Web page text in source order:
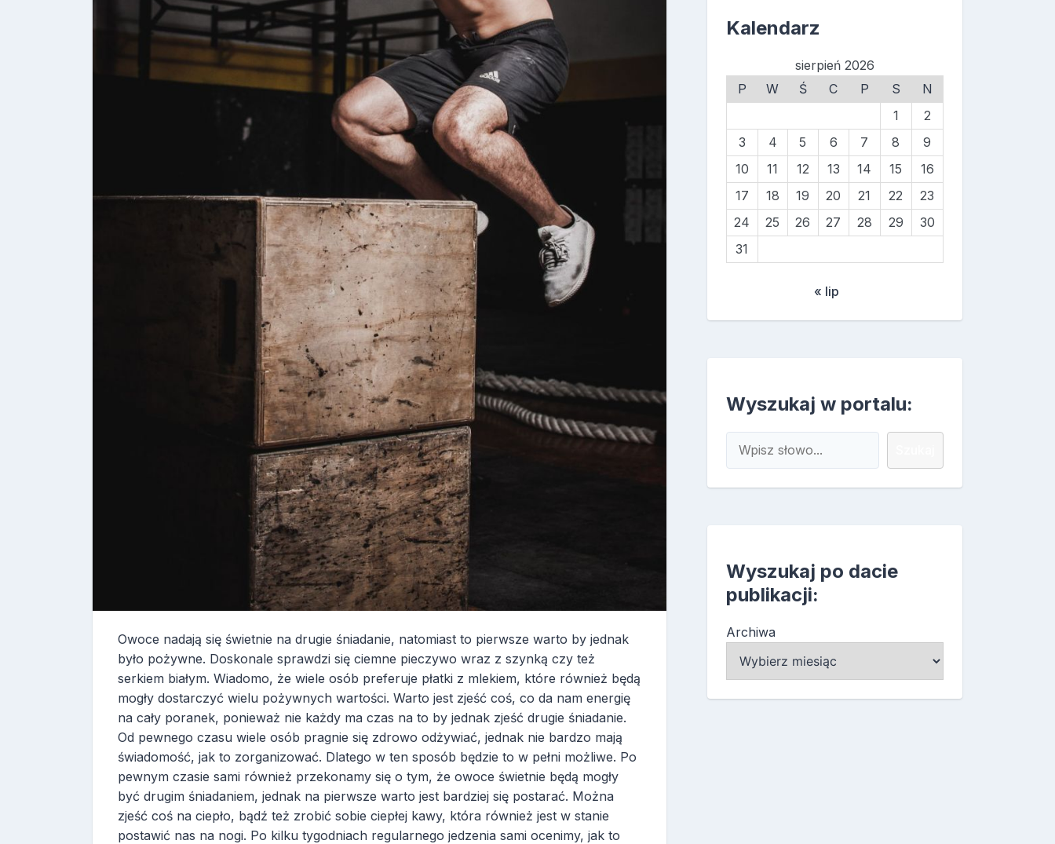
Owoce nadają się świetnie na drugie śniadanie, natomiast to pierwsze warto by jednak
było pożywne. Doskonale sprawdzi się ciemne pieczywo wraz z szynką czy też
serkiem białym. Wiadomo, że wiele osób preferuje płatki z mlekiem, które również będą
mogły dostarczyć wielu pożywnych wartości. Warto jest zjeść coś, co da nam energię
na cały poranek, ponieważ nie każdy ma czas na to by jednak zjeść drugie śniadanie.
Od pewnego czasu wiele osób pragnie się zdrowo odżywiać, jednak nie bardzo mają
świadomość, jak to zorganizować. Dlatego w ten sposób będzie to w pełni możliwe. Po
pewnym czasie sami również przekonamy się o tym, że owoce świetnie będą mogły
być drugim śniadaniem, jednak na pierwsze warto jest bardziej się postarać. Można
zjeść coś na ciepło, bądź też zrobić sobie ciepłej kawy, która również jest w stanie
postawić nas na nogi. Po kilku tygodniach regularnego jedzenia sami ocenimy, jak to
Kalendarz
sierpień 2026
P
W Ś C P S
N
1
2
3
4 5 6 7 8
9
10
11 12 13 14 15
16
17
18 19 20 21 22
23
24
25 26 27 28 29
30
31
« lip
Wyszukaj w portalu:
Wyszukaj po dacie
publikacji:
Archiwa